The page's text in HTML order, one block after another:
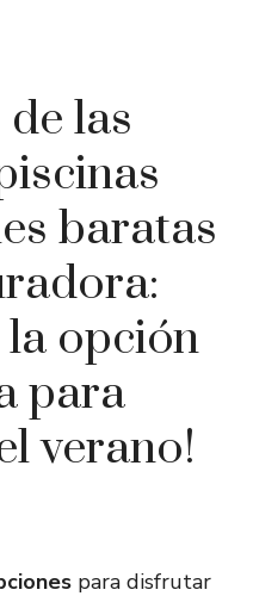
las
baratas
la opción
para
verano!
para disfrutar